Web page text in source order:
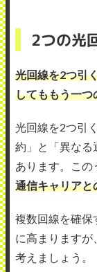
2つの光
光回線を2つ引
してももう一つ
光回線を2つ引
約」と「異なる
あります。この
通信キャリアと
複数回線を確保
に高まりますが、
考えましょう。